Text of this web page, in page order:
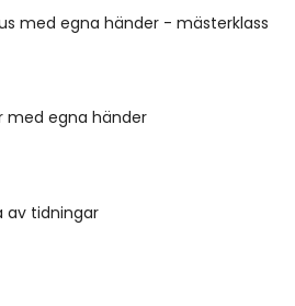
med egna händer - mästerklass
med egna händer
av tidningar